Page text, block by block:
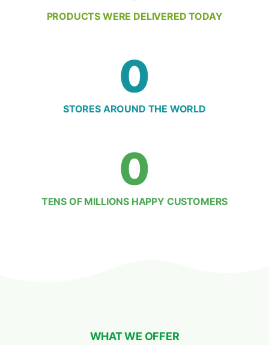
PRODUCTS WERE DELIVERED TODAY
0
STORES AROUND THE WORLD
0
TENS OF MILLIONS HAPPY CUSTOMERS
WHAT WE OFFER